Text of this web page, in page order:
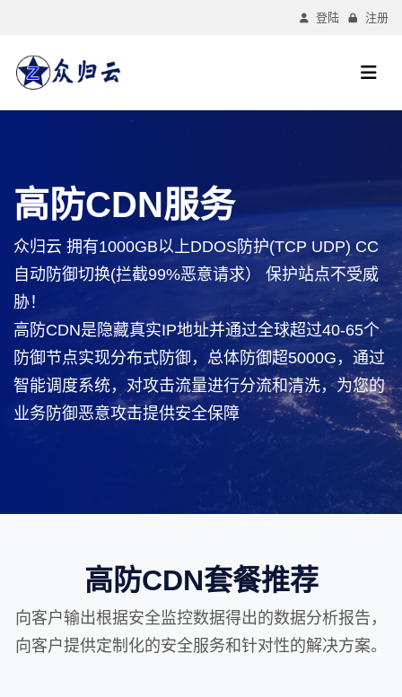
登陆 注册
高防CDN服务
众归云 拥有1000GB以上DDOS防护(TCP UDP) CC
自动防御切换(拦截99%恶意请求） 保护站点不受威
胁！
高防CDN是隐藏真实IP地址并通过全球超过40-65个
防御节点实现分布式防御，总体防御超5000G，通过
智能调度系统，对攻击流量进行分流和清洗，为您的
业务防御恶意攻击提供安全保障
高防CDN套餐推荐
向客户输出根据安全监控数据得出的数据分析报告，
向客户提供定制化的安全服务和针对性的解决方案。